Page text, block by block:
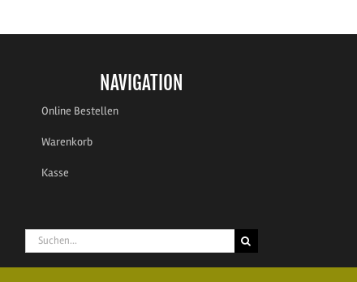
NAVIGATION
Online Bestellen
Warenkorb
Kasse
Suche
nach: